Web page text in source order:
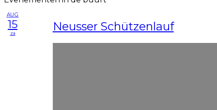
AUG
15
za Neusser Schützenlauf